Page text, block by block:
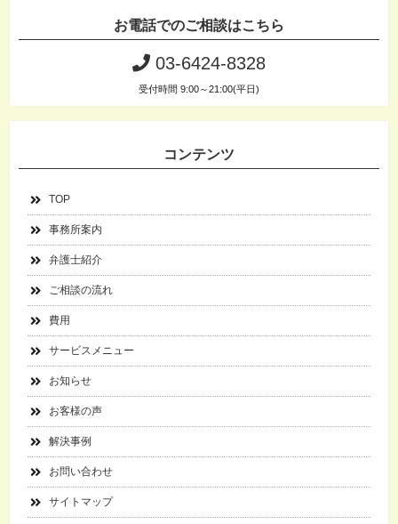
お電話でのご相談はこちら
03-6424-8328
受付時間 9:00～21:00(平日)
コンテンツ
TOP
事務所案内
弁護士紹介
ご相談の流れ
費用
サービスメニュー
お知らせ
お客様の声
解決事例
お問い合わせ
サイトマップ